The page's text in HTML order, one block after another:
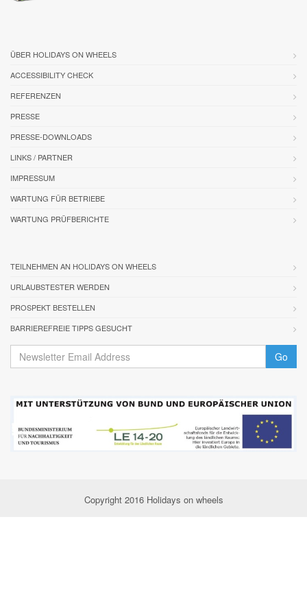
ÜBER HOLIDAYS ON WHEELS
ACCESSIBILITY CHECK
REFERENZEN
PRESSE
PRESSE-DOWNLOADS
LINKS / PARTNER
IMPRESSUM
WARTUNG FÜR BETRIEBE
WARTUNG PRÜFBERICHTE
TEILNEHMEN AN HOLIDAYS ON WHEELS
URLAUBSTESTER WERDEN
PROSPEKT BESTELLEN
BARRIEREFREIE TIPPS GESUCHT
Go
Copyright 2016 Holidays on wheels